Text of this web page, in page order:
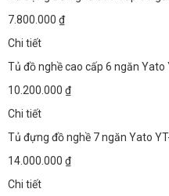
7.800.000 ₫
Chi tiết
Tủ đồ nghề cao cấp 6 ngăn Yato
10.200.000 ₫
Chi tiết
Tủ đựng đồ nghề 7 ngăn Yato
14.000.000 ₫
Chi tiết